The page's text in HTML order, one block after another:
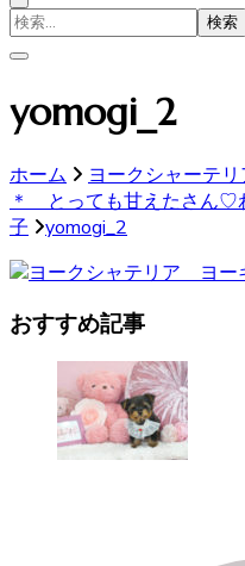
検
索
象:
yomogi_2
ホーム ヨークシャーテ
＊ とっても甘えたさん♡
子
yomogi_2
おすすめ記事